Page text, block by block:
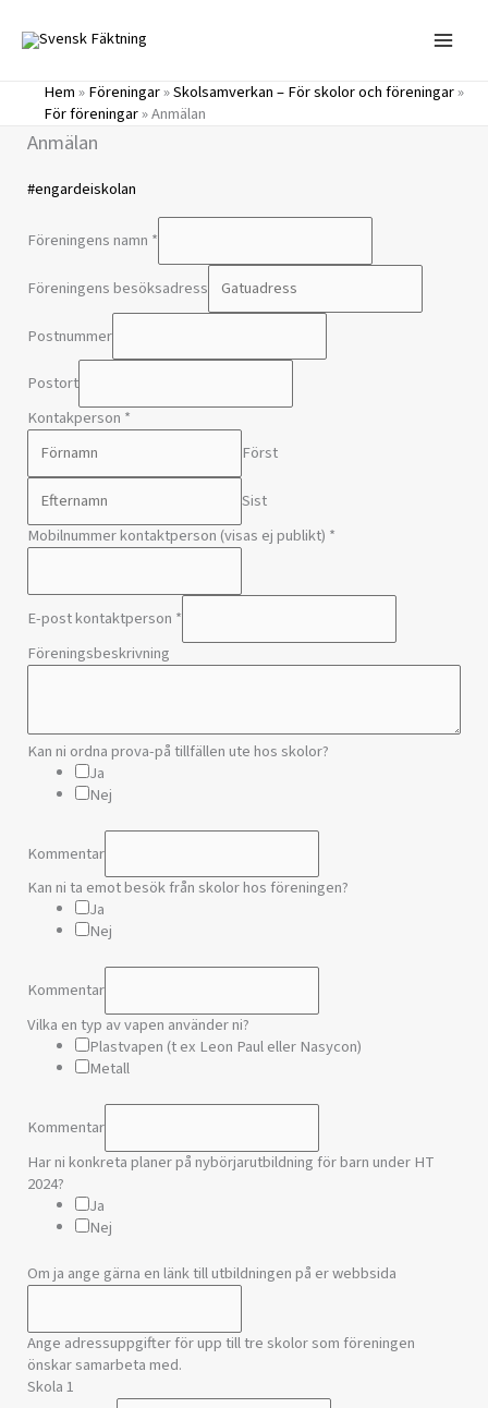
innehåll
Hem»Föreningar»Skolsamverkan – För skolor och föreningar»
För föreningar»Anmälan
Anmälan
#engardeiskolan
Föreningens namn *
Föreningens besöksadress
Postnummer
Postort
Kontakperson *
Först
Sist
Mobilnummer kontaktperson (visas ej publikt) *
E-post kontaktperson *
Föreningsbeskrivning
Kan ni ordna prova-på tillfällen ute hos skolor?
Ja
Nej
Kommentar
Kan ni ta emot besök från skolor hos föreningen?
Ja
Nej
Kommentar
Vilka en typ av vapen använder ni?
Plastvapen (t ex Leon Paul eller Nasycon)
Metall
Kommentar
Har ni konkreta planer på nybörjarutbildning för barn under HT
2024?
Ja
Nej
Om ja ange gärna en länk till utbildningen på er webbsida
Ange adressuppgifter för upp till tre skolor som föreningen
önskar samarbeta med.
Skola 1